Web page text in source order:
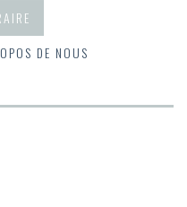
DE NOUS